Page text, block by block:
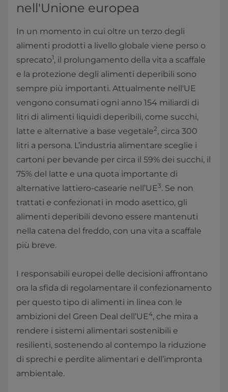
nell'Unione europea
In un momento in cui oltre un terzo degli
alimenti prodotti a livello globale viene perso o
sprecato1, il prolungamento della vita a scaffale
e la protezione degli alimenti deperibili sono
sempre più importanti. Attualmente nell'UE
vengono consumati ogni anno 154 miliardi di
litri di alimenti liquidi deperibili, come succhi,
latte e alternative a base vegetale2, circa 300
litri a persona. L’industria alimentare sceglie i
cartoni per bevande per circa il 59% dei succhi, il
75% del latte e una quota importante di
alternative lattiero-casearie nell’UE3. Se non
trattati e confezionati in modo asettico, gli
alimenti deperibili devono essere mantenuti
nella catena del freddo, con una vita a scaffale
più breve.
I responsabili europei delle decisioni affrontano
ora la sfida di regolamentare il confezionamento
per questo tipo di alimenti in linea con le
ambizioni del Green Deal dell’UE4, che mira a
rendere i sistemi alimentari sostenibili e
resilienti, sostenendo al contempo la riduzione
di sprechi e perdite alimentari e dell’impronta
ambientale.